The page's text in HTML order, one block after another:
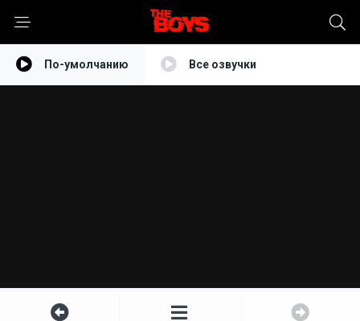
По-умолчанию Все озвучки